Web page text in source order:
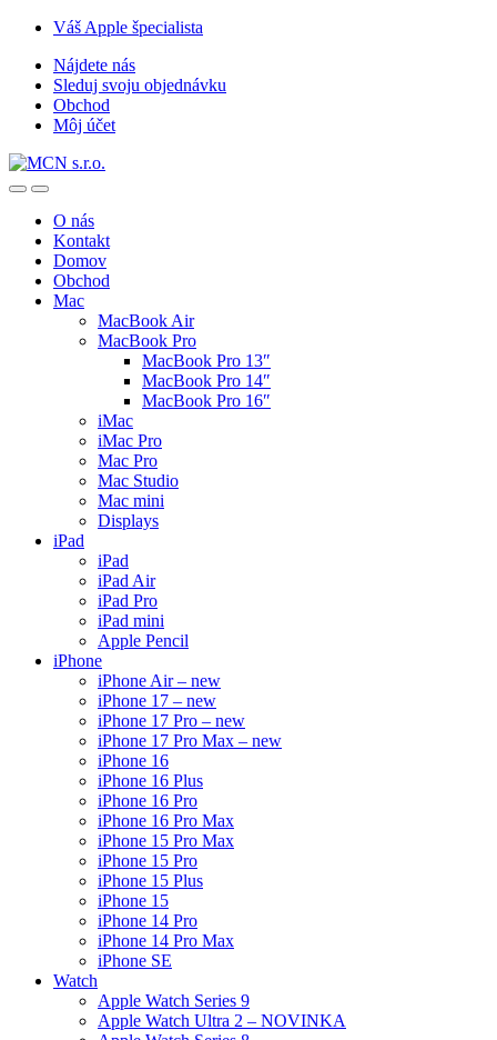
Skip
navigation
Skip
content
Váš Apple špecialista
Nájdete nás
Sleduj svoju objednávku
Obchod
Môj účet
O nás
Kontakt
Domov
Obchod
Mac
MacBook Air
MacBook Pro
MacBook Pro 13″
MacBook Pro 14″
MacBook Pro 16″
iMac
iMac Pro
Mac Pro
Mac Studio
Mac mini
Displays
iPad
iPad
iPad Air
iPad Pro
iPad mini
Apple Pencil
iPhone
iPhone Air – new
iPhone 17 – new
iPhone 17 Pro – new
iPhone 17 Pro Max – new
iPhone 16
iPhone 16 Plus
iPhone 16 Pro
iPhone 16 Pro Max
iPhone 15 Pro Max
iPhone 15 Pro
iPhone 15 Plus
iPhone 15
iPhone 14 Pro
iPhone 14 Pro Max
iPhone SE
Watch
Apple Watch Series 9
Apple Watch Ultra 2 – NOVINKA